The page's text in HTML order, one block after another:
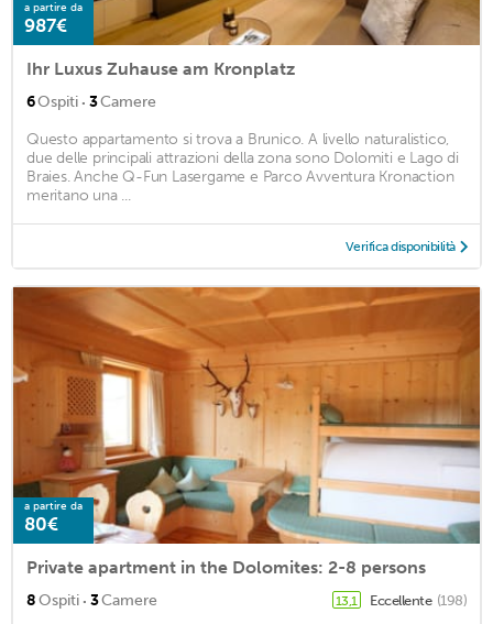
a partire da
987€
Ihr Luxus Zuhause am Kronplatz
6Ospiti · 3Camere
Questo appartamento si trova a Brunico. A livello naturalistico,
due delle principali attrazioni della zona sono Dolomiti e Lago di
Braies. Anche Q-Fun Lasergame e Parco Avventura Kronaction
meritano una ...
Verifica disponibilità
a partire da
80€
Private apartment in the Dolomites: 2-8 persons
8Ospiti · 3Camere 13,1 Eccellente (198)